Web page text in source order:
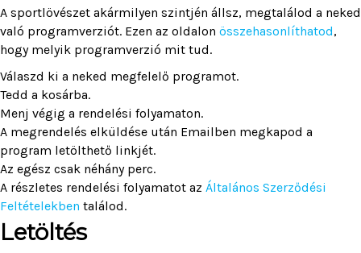
A sportlövészet akármilyen szintjén állsz, megtalálod a neked
való programverziót. Ezen az oldalon összehasonlíthatod,
hogy melyik programverzió mit tud.
Válaszd ki a neked megfelelő programot.
Tedd a kosárba.
Menj végig a rendelési folyamaton.
A megrendelés elküldése után Emailben megkapod a
program letölthető linkjét.
Az egész csak néhány perc.
A részletes rendelési folyamatot az Általános Szerződési
Feltételekben találod.
Letöltés